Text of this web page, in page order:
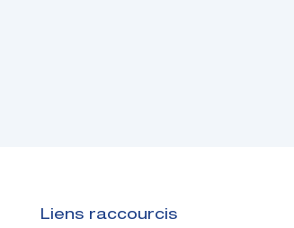
Liens raccourcis